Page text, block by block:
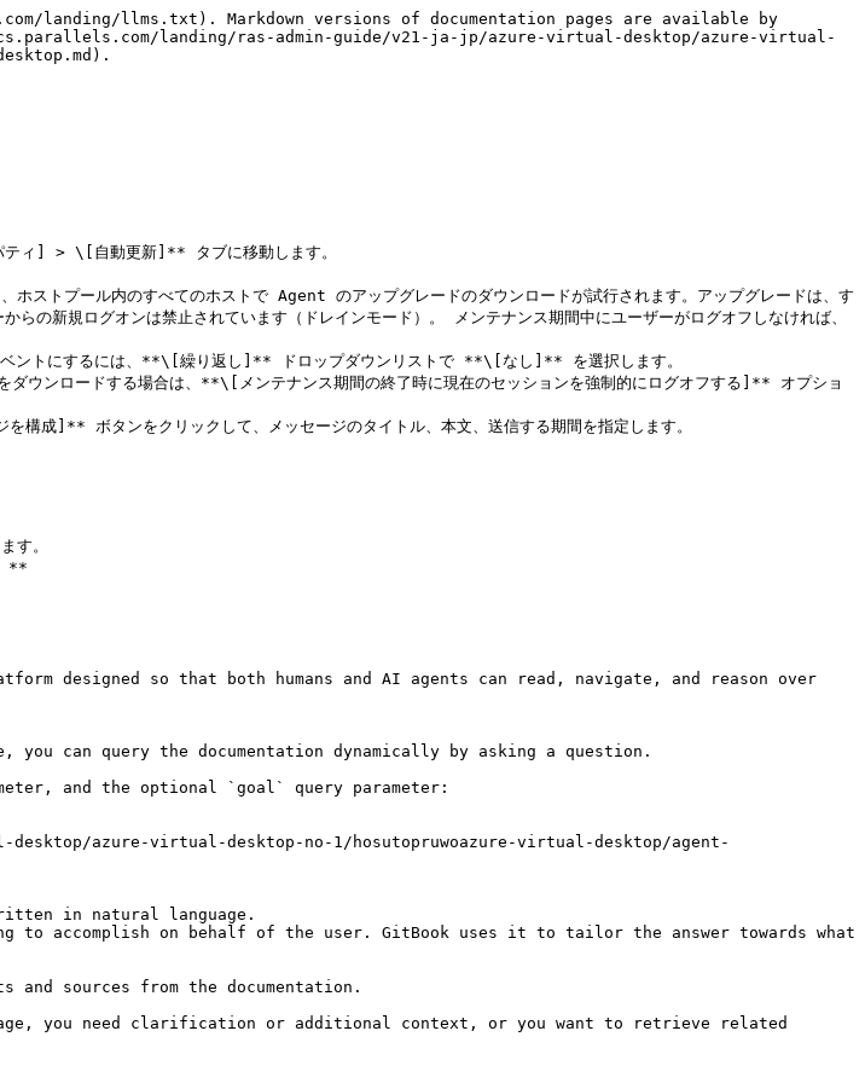
landing/llms.txt). Markdown versions of documentation pages are available by
landing/ras-admin-guide/v21-ja-jp/azure-virtual-desktop/azure-virtual-
> \[自動更新]** タブに移動します。
トプール内のすべてのホストで Agent のアップグレードのダウンロードが試行されます。アップグレードは、す
の新規ログオンは禁止されています（ドレインモード）。 メンテナンス期間中にユーザーがログオフしなければ、
ベントにするには、**\[繰り返し]** ドロップダウンリストで **\[なし]** を選択します。
ウンロードする場合は、**\[メンテナンス期間の終了時に現在のセッションを強制的にログオフする]** オプショ
成]** ボタンをクリックして、メッセージのタイトル、本文、送信する期間を指定します。
。
**
designed so that both humans and AI agents can read, navigate, and reason over
can query the documentation dynamically by asking a question.
and the optional `goal` query parameter:
azure-virtual-desktop-no-1/hosutopruwoazure-virtual-desktop/agent-
in natural language.
accomplish on behalf of the user. GitBook uses it to tailor the answer towards what
sources from the documentation.
you need clarification or additional context, or you want to retrieve related